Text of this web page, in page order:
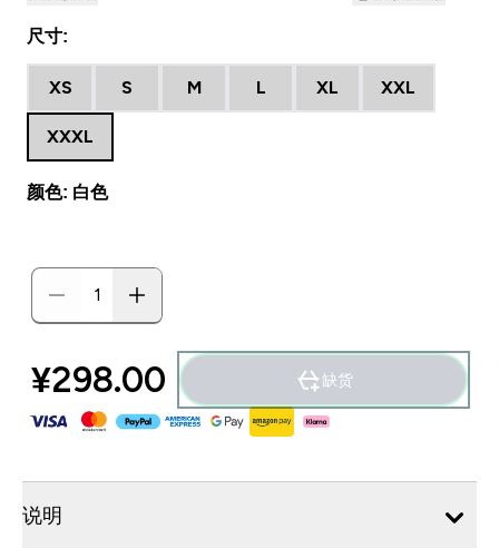
尺寸:
XS S M L XL XXL
XXXL
颜色: 白色
¥298.00‎ 缺货
说明